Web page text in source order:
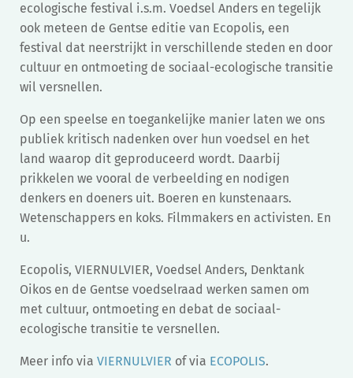
ecologische festival i.s.m. Voedsel Anders en tegelijk
ook meteen de Gentse editie van Ecopolis, een
festival dat neerstrijkt in verschillende steden en door
cultuur en ontmoeting de sociaal-ecologische transitie
wil versnellen.
Op een speelse en toegankelijke manier laten we ons
publiek kritisch nadenken over hun voedsel en het
land waarop dit geproduceerd wordt. Daarbij
prikkelen we vooral de verbeelding en nodigen
denkers en doeners uit. Boeren en kunstenaars.
Wetenschappers en koks. Filmmakers en activisten. En
u.
Ecopolis, VIERNULVIER, Voedsel Anders, Denktank
Oikos en de Gentse voedselraad werken samen om
met cultuur, ontmoeting en debat de sociaal-
ecologische transitie te versnellen.
Meer info via VIERNULVIER of via ECOPOLIS.